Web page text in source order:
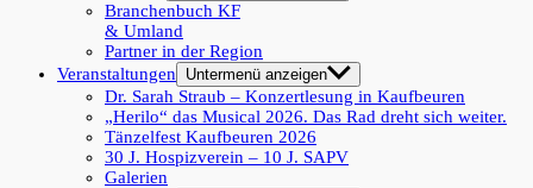
Branchenbuch KF
& Umland
Partner in der Region
Veranstaltungen
Untermenü anzeigen
Dr. Sarah Straub – Konzertlesung in Kaufbeuren
„Herilo“ das Musical 2026. Das Rad dreht sich weiter.
Tänzelfest Kaufbeuren 2026
30 J. Hospizverein – 10 J. SAPV
Galerien